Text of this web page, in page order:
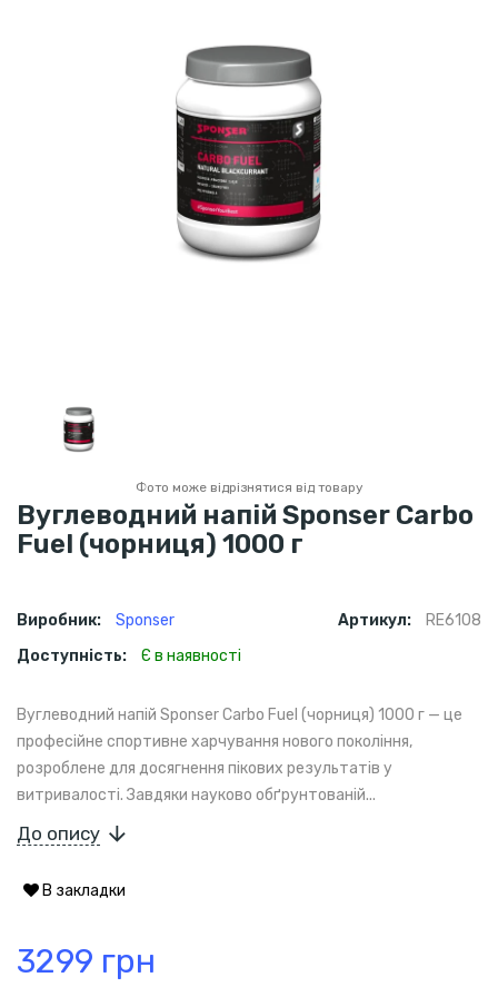
Фото може відрізнятися від товару
Вуглеводний напій Sponser Carbo
Fuel (чорниця) 1000 г
Виробник: Sponser Артикул:
RE6108
Доступність:
Є в наявності
Вуглеводний напій Sponser Carbo Fuel (чорниця) 1000 г — це
професійне спортивне харчування нового покоління,
розроблене для досягнення пікових результатів у
витривалості. Завдяки науково обґрунтованій...
До опису
В закладки
3299 грн